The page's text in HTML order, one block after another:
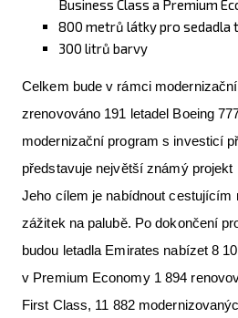
Business Class a Premium
800 metrů látky pro sedadla
300 litrů barvy
Celkem bude v rámci
zrenovováno 191 letadel Boeing
modernizační program s investicí
představuje největší známý projekt
Jeho cílem je nabídnout cestujícím
zážitek na palubě. Po dokončení
budou letadla Emirates nabízet 8
v Premium Economy 1 894
First Class, 11 882